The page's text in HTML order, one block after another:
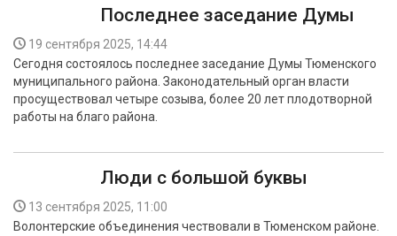
Последнее заседание Думы
19 сентября 2025, 14:44
Сегодня состоялось последнее заседание Думы Тюменского
муниципального района. Законодательный орган власти
просуществовал четыре созыва, более 20 лет плодотворной
работы на благо района.
Люди с большой буквы
13 сентября 2025, 11:00
Волонтерские объединения чествовали в Тюменском районе.